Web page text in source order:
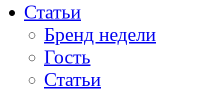
Статьи
Бренд недели
Гость
Статьи